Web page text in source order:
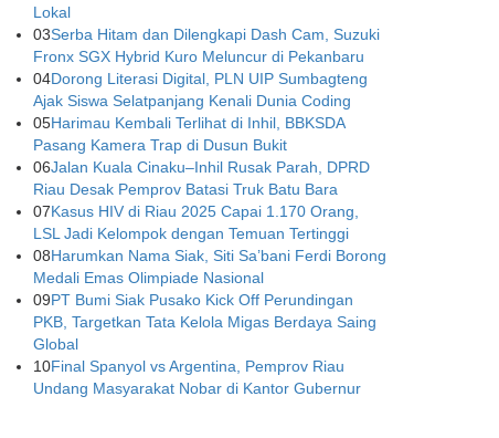
Lokal
03Serba Hitam dan Dilengkapi Dash Cam, Suzuki
Fronx SGX Hybrid Kuro Meluncur di Pekanbaru
04Dorong Literasi Digital, PLN UIP Sumbagteng
Ajak Siswa Selatpanjang Kenali Dunia Coding
05Harimau Kembali Terlihat di Inhil, BBKSDA
Pasang Kamera Trap di Dusun Bukit
06Jalan Kuala Cinaku–Inhil Rusak Parah, DPRD
Riau Desak Pemprov Batasi Truk Batu Bara
07Kasus HIV di Riau 2025 Capai 1.170 Orang,
LSL Jadi Kelompok dengan Temuan Tertinggi
08Harumkan Nama Siak, Siti Sa’bani Ferdi Borong
Medali Emas Olimpiade Nasional
09PT Bumi Siak Pusako Kick Off Perundingan
PKB, Targetkan Tata Kelola Migas Berdaya Saing
Global
10Final Spanyol vs Argentina, Pemprov Riau
Undang Masyarakat Nobar di Kantor Gubernur